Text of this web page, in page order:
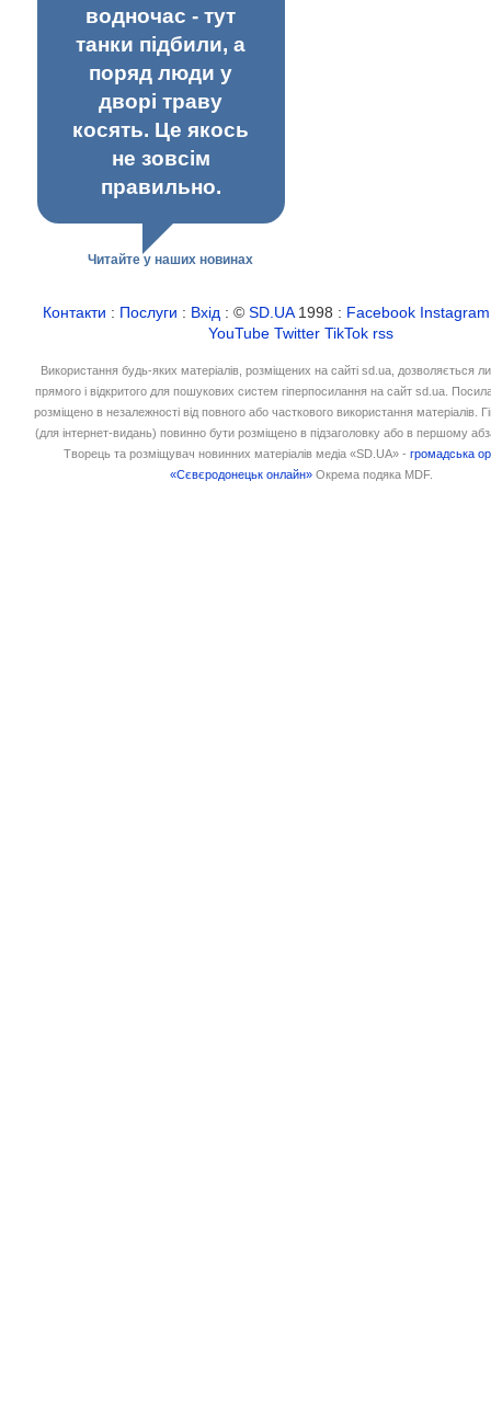
водночас - тут
танки підбили, а
поряд люди у
дворі траву
косять. Це якось
не зовсім
правильно.
Читайте у наших новинах
Контакти : Послуги : Вхід : ©SD.UA1998 : Facebook Instagram
YouTube Twitter TikTok rss
Використання будь-яких матеріалів, розміщених на сайті sd.ua, дозволяється
прямого і відкритого для пошукових систем гіперпосилання на сайт sd.ua.
розміщено в незалежності від повного або часткового використання матеріалів.
(для інтернет-видань) повинно бути розміщено в підзаголовку або в першому
Творець та розміщувач новинних матеріалів медіа «SD.UA» -громадська
«Сєвєродонецьк онлайн» Окрема подяка MDF.